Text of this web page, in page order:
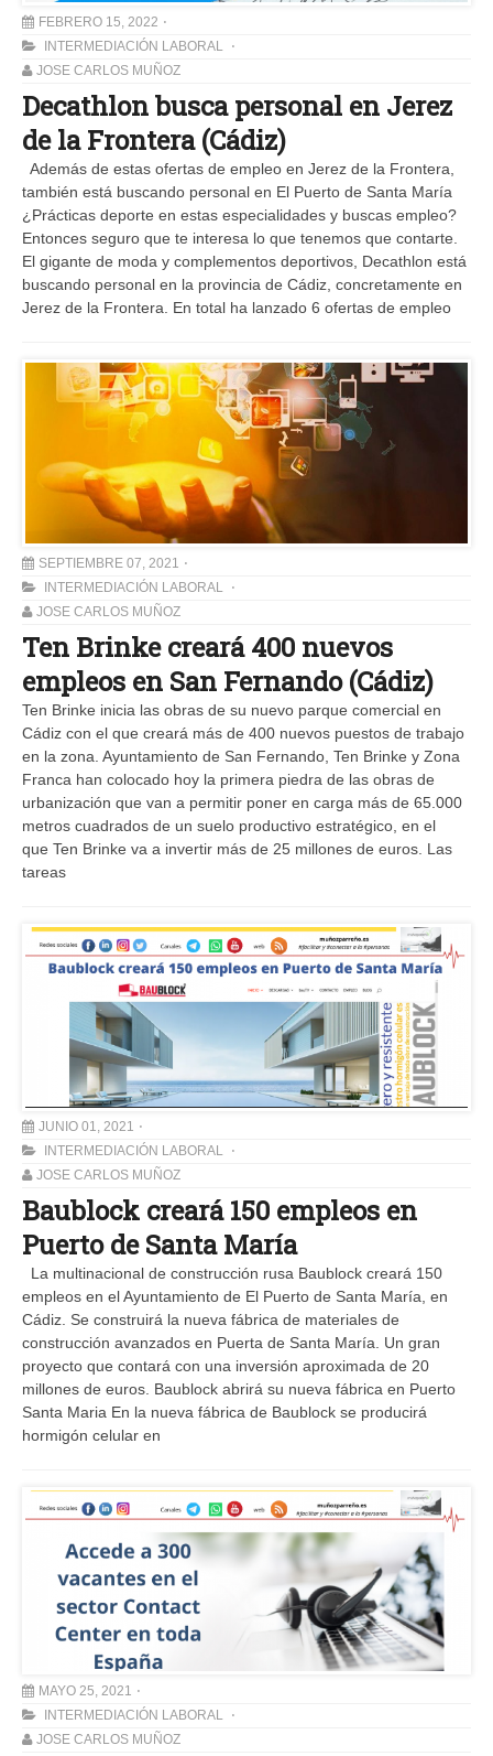
FEBRERO 15, 2022
INTERMEDIACIÓN LABORAL
JOSE CARLOS MUÑOZ
Decathlon busca personal en Jerez
de la Frontera (Cádiz)
Además de estas ofertas de empleo en Jerez de la Frontera,
también está buscando personal en El Puerto de Santa María
¿Prácticas deporte en estas especialidades y buscas empleo?
Entonces seguro que te interesa lo que tenemos que contarte.
El gigante de moda y complementos deportivos, Decathlon está
buscando personal en la provincia de Cádiz, concretamente en
Jerez de la Frontera. En total ha lanzado 6 ofertas de empleo
SEPTIEMBRE 07, 2021
INTERMEDIACIÓN LABORAL
JOSE CARLOS MUÑOZ
Ten Brinke creará 400 nuevos
empleos en San Fernando (Cádiz)
Ten Brinke inicia las obras de su nuevo parque comercial en
Cádiz con el que creará más de 400 nuevos puestos de trabajo
en la zona. Ayuntamiento de San Fernando, Ten Brinke y Zona
Franca han colocado hoy la primera piedra de las obras de
urbanización que van a permitir poner en carga más de 65.000
metros cuadrados de un suelo productivo estratégico, en el
que Ten Brinke va a invertir más de 25 millones de euros. Las
tareas
JUNIO 01, 2021
INTERMEDIACIÓN LABORAL
JOSE CARLOS MUÑOZ
Baublock creará 150 empleos en
Puerto de Santa María
La multinacional de construcción rusa Baublock creará 150
empleos en el Ayuntamiento de El Puerto de Santa María, en
Cádiz. Se construirá la nueva fábrica de materiales de
construcción avanzados en Puerta de Santa María. Un gran
proyecto que contará con una inversión aproximada de 20
millones de euros. Baublock abrirá su nueva fábrica en Puerto
Santa Maria En la nueva fábrica de Baublock se producirá
hormigón celular en
MAYO 25, 2021
INTERMEDIACIÓN LABORAL
JOSE CARLOS MUÑOZ